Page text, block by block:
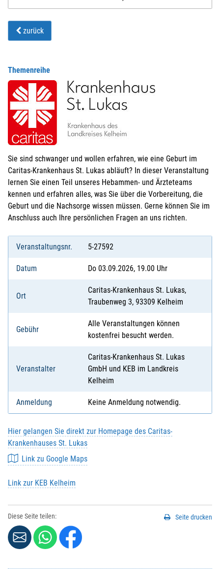
zurück
Themenreihe
Sie sind schwanger und wollen erfahren, wie eine Geburt im
Caritas-Krankenhaus St. Lukas abläuft? In dieser Veranstaltung
lernen Sie einen Teil unseres Hebammen- und Ärzteteams
kennen und erfahren alles, was Sie über die Vorbereitung, die
Geburt und die Nachsorge wissen müssen. Gerne können Sie im
Anschluss auch Ihre persönlichen Fragen an uns richten.
Veranstaltungsnr. 5-27592
Datum Do 03.09.2026, 19.00 Uhr
Ort
Caritas-Krankenhaus St. Lukas,
Traubenweg 3, 93309 Kelheim
Gebühr
Alle Veranstaltungen können
kostenfrei besucht werden.
Veranstalter
Caritas-Krankenhaus St. Lukas
GmbH und KEB im Landkreis
Kelheim
Anmeldung Keine Anmeldung notwendig.
Hier gelangen Sie direkt zur Homepage des Caritas-
Krankenhauses St. Lukas
Link zu Google Maps
Link zur KEB Kelheim
Diese Seite teilen: Seite drucken